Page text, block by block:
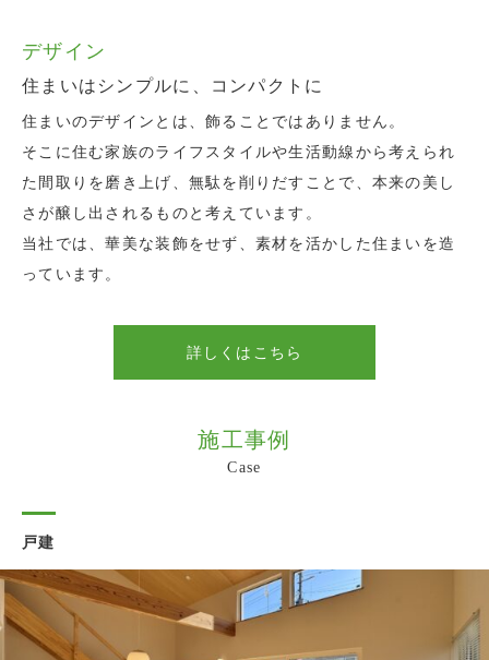
デザイン
住まいはシンプルに、コンパクトに
住まいのデザインとは、飾ることではありません。
そこに住む家族のライフスタイルや生活動線から考えられ
た間取りを磨き上げ、無駄を削りだすことで、本来の美し
さが醸し出されるものと考えています。
当社では、華美な装飾をせず、素材を活かした住まいを造
っています。
詳しくはこちら
性能
計算・測定に基づく省エネ設計に
当社のつくる省エネな住まいには、計算や測定に基づく根
拠があります。
当社では設計段階から、その計画している建物から損失さ
れるエネルギー量などの計算をし、必要な暖房エネルギー
量や、光熱費まで試算をしています。
詳しくはこちら
安全性
頑丈な構造。自然素材ばかりの内装。安全のために
妥協しません。
住まいは最も安全で、最も家族が安心できる場所でなくて
はなりません。
自社設計だからこそできる安全な構造計画と、自社施工だ
からこそできる現場監理により、安全で、安心して暮らす
ことのできる住まいを造ります。
詳しくはこちら
保証・点検
長持ちする住まいは、住み始めてからの管理が重要
です。
定期的な点検と、こまめなメンテナンスにより、ずっと安
心して住み続けられる、本当のエコハウスが実現します。
当社では、ご入居後も積極的に訪問し、住まいの状況を把
握するよう心がけております。
施工事例
Case
戸建